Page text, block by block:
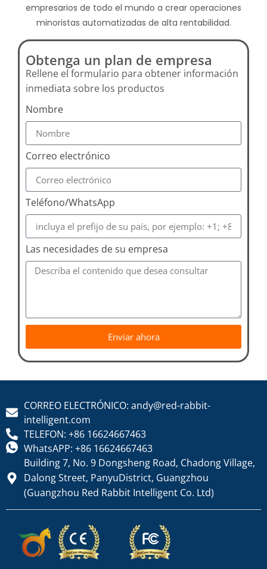
empresarios de todo el mundo a crear operaciones
minoristas automatizadas de alta rentabilidad.
Obtenga un plan de empresa
Rellene el formulario para obtener información
inmediata sobre los productos
Nombre
Correo electrónico
Teléfono/WhatsApp
Las necesidades de su empresa
Enviar ahora
CORREO ELECTRÓNICO: andy@red-rabbit-
intelligent.com
TELEFON: +86 16624667463
WhatsAPP: +86 16624667463
Building 7, No. 9 Dongsheng Road, Chadong Village,
Dalong Street, PanyuDistrict, Guangzhou
(Guangzhou Red Rabbit Intelligent Co. Ltd)